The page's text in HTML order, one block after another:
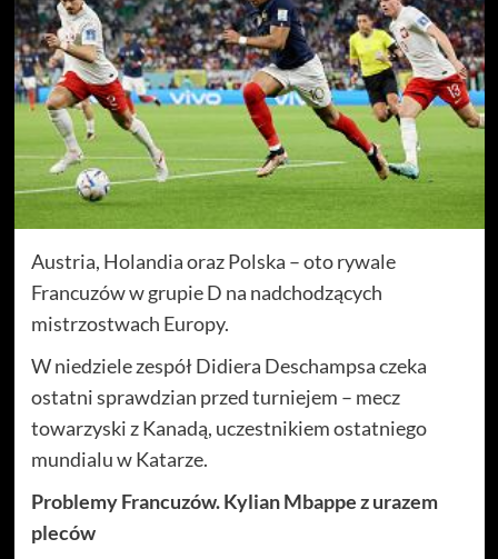
Austria, Holandia oraz Polska – oto rywale
Francuzów w grupie D na nadchodzących
mistrzostwach Europy.
W niedziele zespół Didiera Deschampsa czeka
ostatni sprawdzian przed turniejem – mecz
towarzyski z Kanadą, uczestnikiem ostatniego
mundialu w Katarze.
Problemy Francuzów. Kylian Mbappe z urazem
pleców